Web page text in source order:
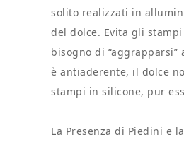
solito realizzati in
del dolce. Evita gli
bisogno di
è antiaderente, il dolce
stampi in silicone, pur
La Presenza di Piedini e